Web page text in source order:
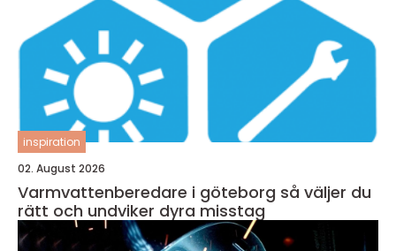
inspiration
02. August 2026
Varmvattenberedare i göteborg så väljer du
rätt och undviker dyra misstag